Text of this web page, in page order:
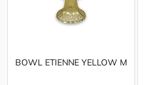
BOWL ETIENNE YELLOW M